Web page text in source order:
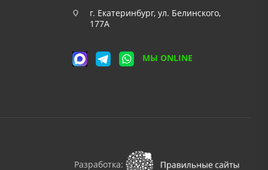
г. Екатеринбург, ул. Белинского,
177А
МЫ ONLINE
Разработка: